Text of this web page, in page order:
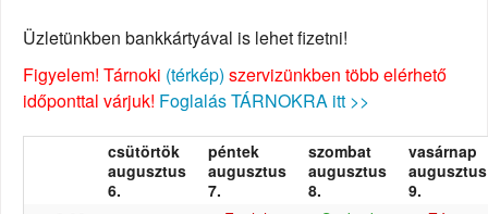
Üzletünkben bankkártyával is lehet fizetni!
Figyelem! Tárnoki (térkép) szervizünkben több elérhető
időponttal várjuk! Foglalás TÁRNOKRA itt >>
csütörtök
augusztus
6.
péntek
augusztus
7.
szombat
augusztus
8.
vasárnap
augusztus
9.